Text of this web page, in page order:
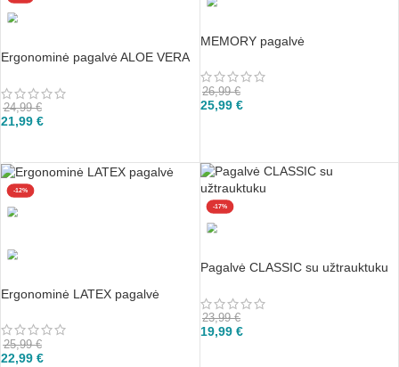
Ergonominė pagalvė ALOE VERA
24,99€
21,99 €
MEMORY pagalvė
26,99€
25,99 €
-12%
Ergonominė LATEX pagalvė
25,99€
22,99 €
-17%
Pagalvė CLASSIC su užtrauktuku
23,99€
19,99 €